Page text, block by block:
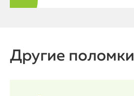
iPad
Другие поломки